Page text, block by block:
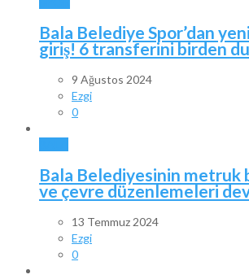
Bala Belediye Spor’dan
giriş! 6 transferini birden
9 Ağustos 2024
Ezgi
0
Bala Belediyesinin metruk
ve çevre düzenlemeleri
13 Temmuz 2024
Ezgi
0